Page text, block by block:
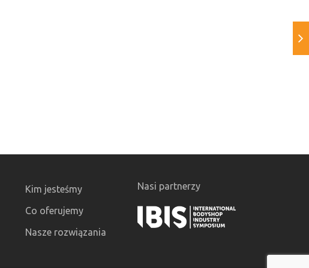
Kim jesteśmy
Co oferujemy
Nasze rozwiązania
Nasi partnerzy